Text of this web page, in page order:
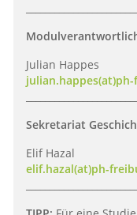
Julian Happes
Sekretariat
Elif Hazal
elif.hazal(at)ph-